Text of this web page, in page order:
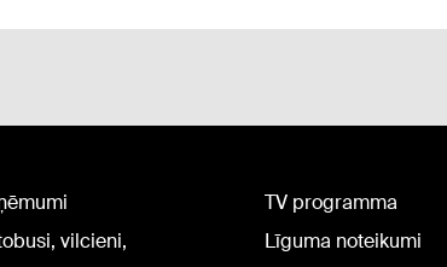
vilcieni,
TV programma
Līguma noteikumi